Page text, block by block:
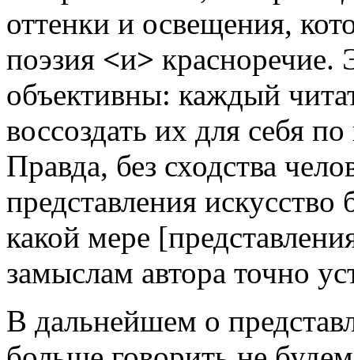
оттенки и освещения,
поэзия <и> красноречие.
объективны: каждый
воссоздать их для себя
Правда, без сходства
представления
какой мере
замыслам автора точно
В дальнейшем о